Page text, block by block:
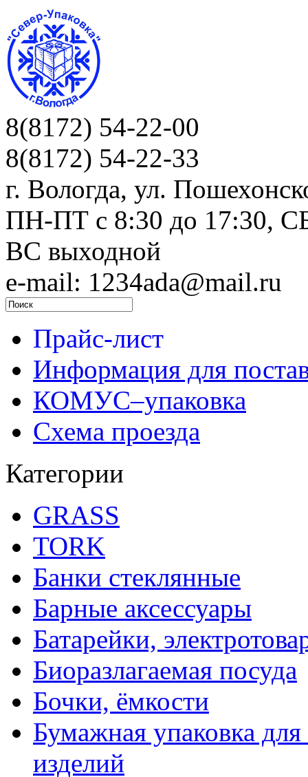
8(8172) 54-22-00
8(8172) 54-22-33
г. Вологда, ул.
ПН-ПТ c 8:30 до 17:30,
ВС выходной
e-mail: 1234ada@mail.ru
Прайс-лист
Информация для
КОМУС–упаковка
Схема проезда
Категории
GRASS
TORK
Банки стеклянные
Барные аксессуары
Батарейки,
Биоразлагаемая посуда
Бочки, ёмкости
Бумажная упаковка
изделий